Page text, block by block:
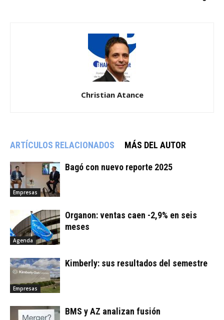
Christian Atance
ARTÍCULOS RELACIONADOS MÁS DEL AUTOR
Empresas
Bagó con nuevo reporte 2025
Agenda
Organon: ventas caen -2,9% en seis
meses
Empresas
Kimberly: sus resultados del semestre
BMS y AZ analizan fusión